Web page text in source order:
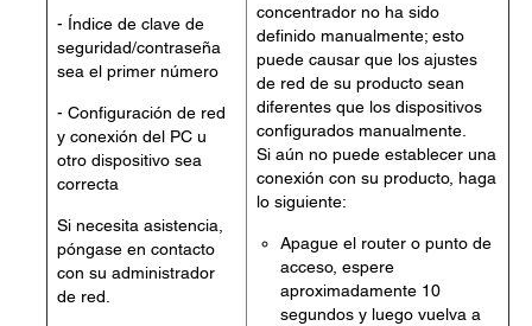
- Índice de clave de
seguridad/contraseña
sea el primer número
- Configuración de red
y conexión del PC u
otro dispositivo sea
correcta
Si necesita asistencia,
póngase en contacto
con su administrador
de red.
concentrador no ha sido
definido manualmente; esto
puede causar que los ajustes
de red de su producto sean
diferentes que los dispositivos
configurados manualmente.
Si aún no puede establecer una
conexión con su producto, haga
lo siguiente:
Apague el router o punto de
acceso, espere
aproximadamente 10
segundos y luego vuelva a